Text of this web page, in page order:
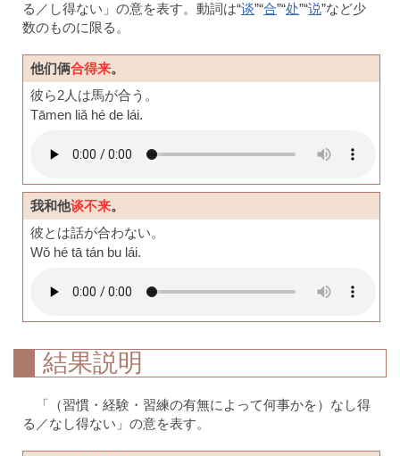
る／し得ない」の意を表す。動詞は“谈”“合”“处”“说”など少
数のものに限る。
他们俩合得来。
彼ら2人は馬が合う。
Tāmen liǎ hé de lái.
我和他谈不来。
彼とは話が合わない。
Wǒ hé tā tán bu lái.
結果説明
「（習慣・経験・習練の有無によって何事かを）なし得
る／なし得ない」の意を表す。